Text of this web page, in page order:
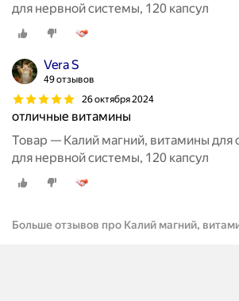
для нервной системы, 120 капсул
Vera S
49 отзывов
26 октября 2024
отличные витамины
Товар — Калий магний, витамины для
для нервной системы, 120 капсул
Больше отзывов про Калий магний,